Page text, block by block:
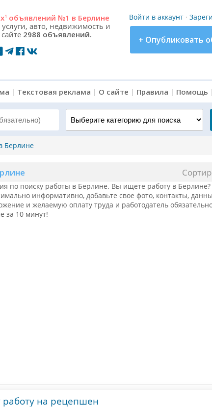
1 объявлений №1 в Берлине
авто, недвижимость и
2988 объявлений.
Войти в аккаунт ·
+ Опубликовать
| Текстовая реклама | О сайте | Правила | Помощь |
Выберите категорию для поиска
Берлине
по поиску работы в Берлине. Вы ищете работу в Берлине?
информативно, добавьте свое фото, контакты,
и желаемую оплату труда и работодатель
за 10 минут!
на рецепшен